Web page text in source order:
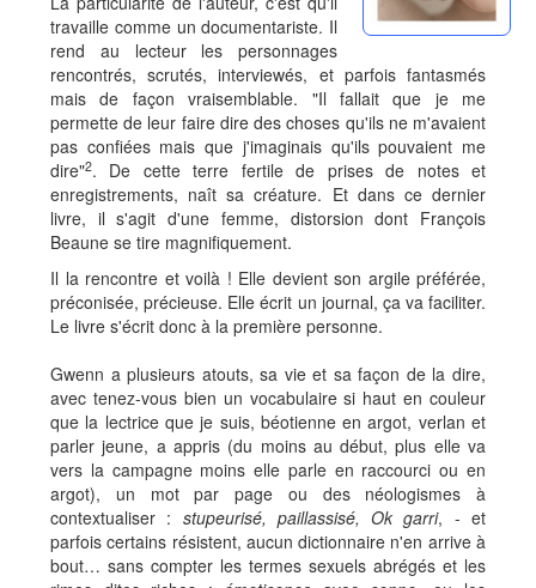
travaille comme un documentariste. Il
rend au lecteur les personnages
rencontrés, scrutés, interviewés, et parfois fantasmés
mais de façon vraisemblable. "Il fallait que je me
permette de leur faire dire des choses qu'ils ne m'avaient
pas confiées mais que j'imaginais qu'ils pouvaient me
dire"2. De cette terre fertile de prises de notes et
enregistrements, naît sa créature. Et dans ce dernier
livre, il s'agit d'une femme, distorsion dont François
Beaune se tire magnifiquement.
Il la rencontre et voilà ! Elle devient son argile préférée,
préconisée, précieuse. Elle écrit un journal, ça va faciliter.
Le livre s'écrit donc à la première personne.
Gwenn a plusieurs atouts, sa vie et sa façon de la dire,
avec tenez-vous bien un vocabulaire si haut en couleur
que la lectrice que je suis, béotienne en argot, verlan et
parler jeune, a appris (du moins au début, plus elle va
vers la campagne moins elle parle en raccourci ou en
argot), un mot par page ou des néologismes à
contextualiser : stupeurisé, paillassisé, Ok garri, - et
parfois certains résistent, aucun dictionnaire n'en arrive à
bout… sans compter les termes sexuels abrégés et les